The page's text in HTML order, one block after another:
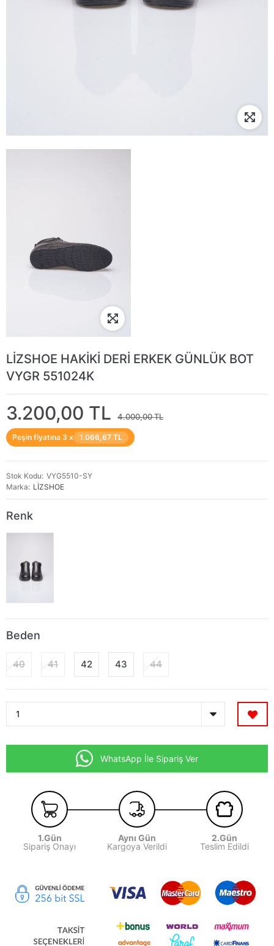
LİZSHOE HAKİKİ DERİ ERKEK GÜNLÜK BOT
VYGR 551024K
3.200,00 TL 4.000,00 TL
Peşin fiyatına 3 x 1.066,67 TL
Stok Kodu VYG5510-SY
Marka
LİZSHOE
Renk
Beden
40 41 42 43 44
WhatsApp İle Sipariş Ver
1.Gün
Sipariş Onayı
Aynı Gün
Kargoya Verildi
2.Gün
Teslim Edildi